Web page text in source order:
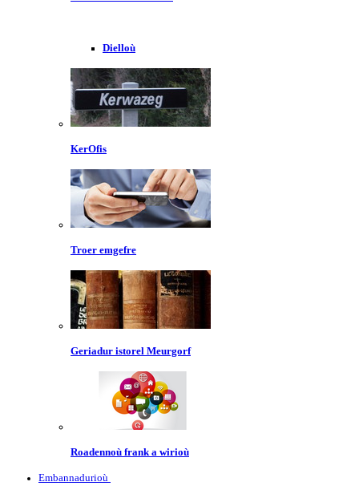
Dielloù
KerOfis
Troer emgefre
Geriadur istorel Meurgorf
Roadennoù frank a wirioù
Embannadurioù